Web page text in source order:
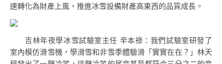
速轉化為財產上風，推進冰雪設備財產高東西的品質成長。
吉林年夜學冰雪試驗室主任 辛本祿：我們試驗室研發了
室內模仿滑雪機，學滑雪和非雪季體驗滑「實實在在？」林天